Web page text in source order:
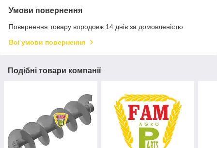
Умови повернення
Повернення товару впродовж 14 днів за домовленістю
Всі умови повернення
Подібні товари компанії